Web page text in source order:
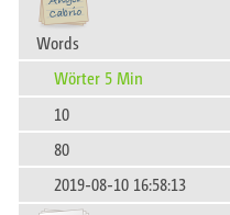
Words
Wörter 5 Min
10
80
2019-08-10 16:58:13